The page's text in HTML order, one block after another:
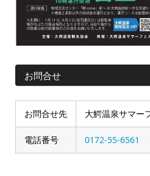
お問合せ
お問合せ先 大鰐温泉サマー
電話番号 0172-55-6561